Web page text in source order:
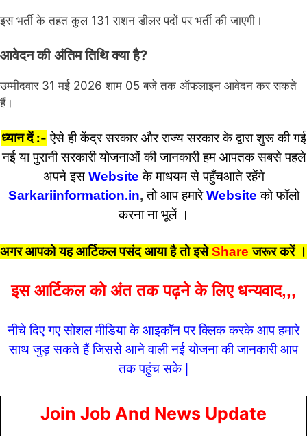
इस भर्ती के तहत कुल 131 राशन डीलर पदों पर भर्ती की जाएगी।
आवेदन की अंतिम तिथि क्या है?
उम्मीदवार 31 मई 2026 शाम 05 बजे तक ऑफलाइन आवेदन कर सकते
हैं।
ध्यान दें :- ऐसे ही केंद्र सरकार और राज्य सरकार के द्वारा शुरू की गई
नई या पुरानी सरकारी योजनाओं की जानकारी हम आपतक सबसे पहले
अपने इसWebsite के माधयम से पहुँचआते रहेंगे
Sarkariinformation.in,तो आप हमारेWebsiteको फॉलो
करना ना भूलें ।
अगर आपको यह आर्टिकल पसंद आया है तो इसेShare जरूर करें ।
इस आर्टिकल को अंत तक पढ़ने के लिए धन्यवाद,,,
नीचे दिए गए सोशल मीडिया के आइकॉन पर क्लिक करके आप हमारे
साथ जुड़ सकते हैं जिससे आने वाली नई योजना की जानकारी आप
तक पहुंच सके |
Join Job And News Update